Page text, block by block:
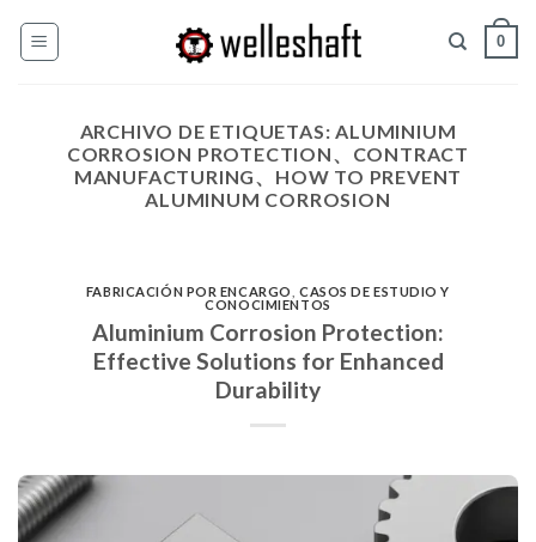
0
ARCHIVO DE ETIQUETAS:ALUMINIUM
CORROSION PROTECTION、CONTRACT
MANUFACTURING、HOW TO PREVENT
ALUMINUM CORROSION
FABRICACIÓN POR ENCARGO
CASOS DE ESTUDIO Y
CONOCIMIENTOS
Aluminium Corrosion Protection:
Effective Solutions for Enhanced
Durability